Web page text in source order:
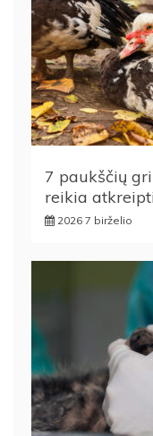
7 paukščių
reikia
2026 7 birželio